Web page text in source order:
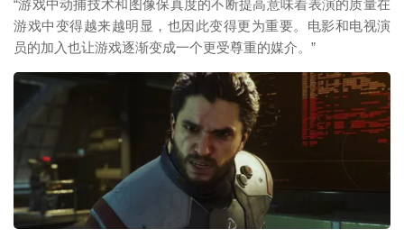
“游戏中动捕技术和图像保真度的不断提高意味着表演的质量在
游戏中变得越来越明显，也因此变得更为重要。电影和电视演
员的加入也让游戏逐渐变成一个更受尊重的媒介。”
映维网（nweon.com）